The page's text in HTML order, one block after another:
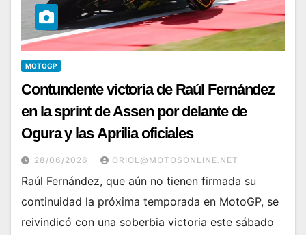
MOTOGP
Contundente victoria de Raúl Fernández
en la sprint de Assen por delante de
Ogura y las Aprilia oficiales
28/06/2026 ORIOL@MOTOSONLINE.NET
Raúl Fernández, que aún no tienen firmada su
continuidad la próxima temporada en MotoGP, se
reivindicó con una soberbia victoria este sábado